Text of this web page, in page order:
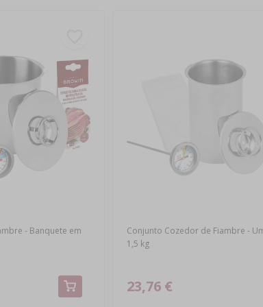
- Banquete em
Conjunto Cozedor de Fiambre -
1,5 kg
23,76 €